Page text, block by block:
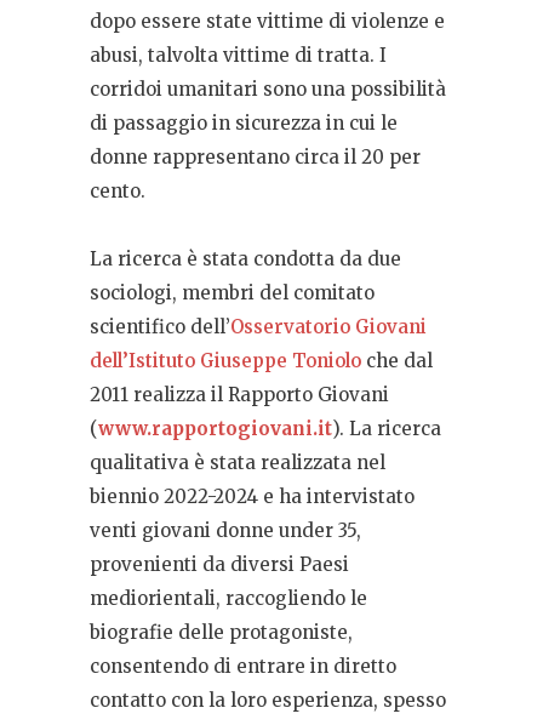
dopo essere state vittime di violenze e
abusi, talvolta vittime di tratta. I
corridoi umanitari sono una possibilità
di passaggio in sicurezza in cui le
donne rappresentano circa il 20 per
cento.
La ricerca è stata condotta da due
sociologi, membri del comitato
scientifico dell’Osservatorio Giovani
dell’Istituto Giuseppe Toniolo che dal
2011 realizza il Rapporto Giovani
(www.rapportogiovani.it). La ricerca
qualitativa è stata realizzata nel
biennio 2022-2024 e ha intervistato
venti giovani donne under 35,
provenienti da diversi Paesi
mediorientali, raccogliendo le
biografie delle protagoniste,
consentendo di entrare in diretto
contatto con la loro esperienza, spesso